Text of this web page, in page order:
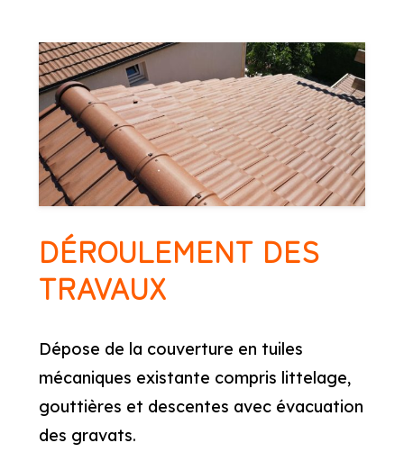
DÉROULEMENT DES
TRAVAUX
Dépose de la couverture en tuiles
mécaniques existante compris littelage,
gouttières et descentes avec évacuation
des gravats.